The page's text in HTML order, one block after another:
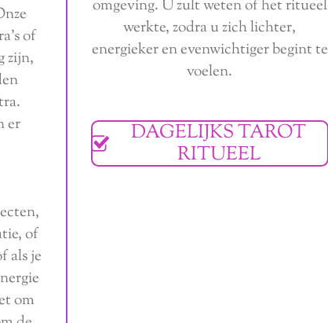
of
zijn,
er
of
als je
om
omgeving. U zult weten of het ritueel
werkte, zodra u zich lichter,
energieker en evenwichtiger begint te
voelen.
DAGELIJKS TAROT
RITUEEL